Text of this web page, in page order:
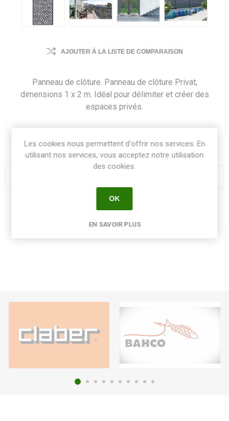
AJOUTER À LA LISTE DE COMPARAISON
Panneau de clôture. Panneau de clôture Privat,
dimensions 1 x 2 m. Idéal pour délimiter et créer des
espaces privés.
GTIN: 8413246201087
Share:
Les cookies nous permettent d'offrir nos services. En
utilisant nos services, vous acceptez notre utilisation
des cookies.
OK
EN SAVOIR PLUS